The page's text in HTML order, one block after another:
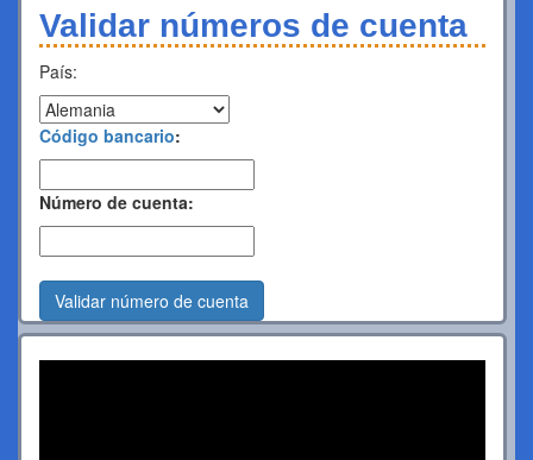
Validar números de cuenta
País:
Código bancario:
Número de cuenta:
Validar número de cuenta